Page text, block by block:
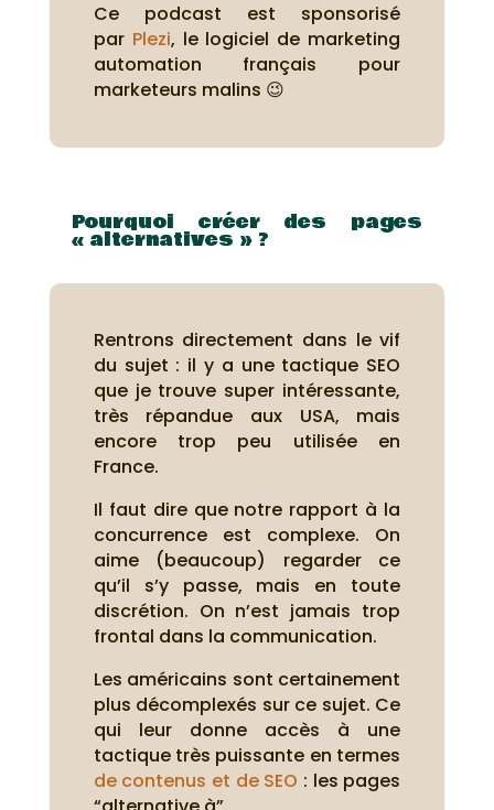
Ce podcast est sponsorisé
par Plezi, le logiciel de marketing
automation français pour
marketeurs malins 😉
Pourquoi créer des pages
« alternatives » ?
Rentrons directement dans le vif
du sujet : il y a une tactique SEO
que je trouve super intéressante,
très répandue aux USA, mais
encore trop peu utilisée en
France.
Il faut dire que notre rapport à la
concurrence est complexe. On
aime (beaucoup) regarder ce
qu’il s’y passe, mais en toute
discrétion. On n’est jamais trop
frontal dans la communication.
Les américains sont certainement
plus décomplexés sur ce sujet. Ce
qui leur donne accès à une
tactique très puissante en termes
de contenus et de SEO : les pages